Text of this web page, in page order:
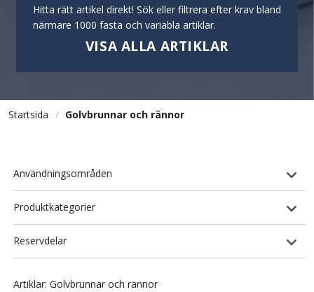
Startsida Golvbrunnar och rännor
Hitta rätt artikel direkt! Sök eller filtrera efter krav bland
närmare 1000 fasta och variabla artiklar.
VISA ALLA ARTIKLAR
Användningsområden
Produktkategorier
Reservdelar
Artiklar: Golvbrunnar och rännor